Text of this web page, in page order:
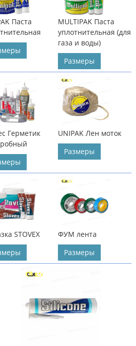
Паста
MULTIPAK Паста
уплотнительная (для
газа и воды)
Размеры
Герметик
UNIPAK Лен моток
Размеры
STOVEX
ФУМ лента
Размеры